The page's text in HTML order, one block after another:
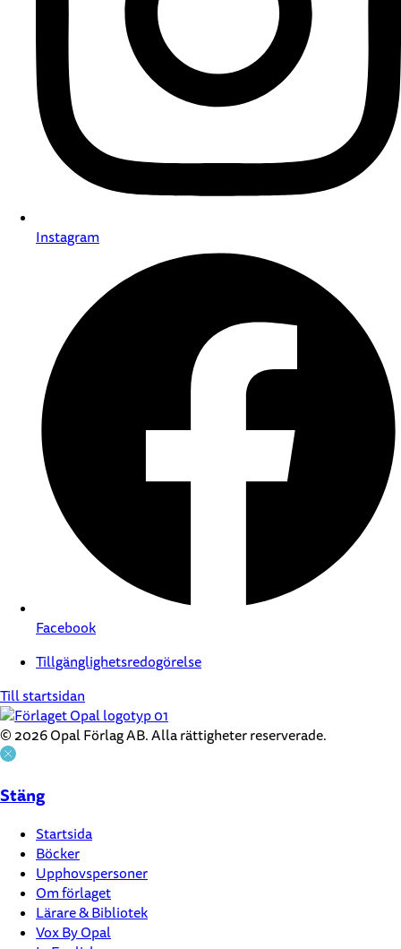
Instagram
Facebook
Tillgänglighetsredogörelse
Till startsidan
© 2026 Opal Förlag AB. Alla rättigheter reserverade.
Stäng
Startsida
Böcker
Upphovspersoner
Om förlaget
Lärare & Bibliotek
Vox By Opal